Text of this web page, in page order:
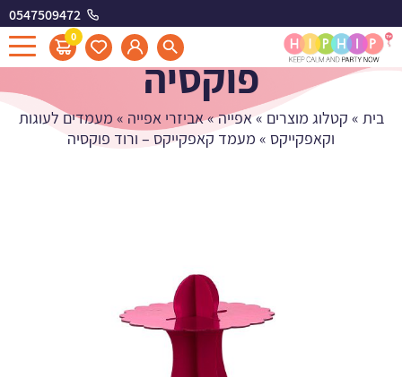
0547509472
0
מעמד קאפקייקס - ורוד
פוקסיה
בית » קטלוג מוצרים »אפייה»אביזרי אפייה » מעמדים לעוגות
וקאפקייקס » מעמד קאפקייקס – ורוד פוקסיה